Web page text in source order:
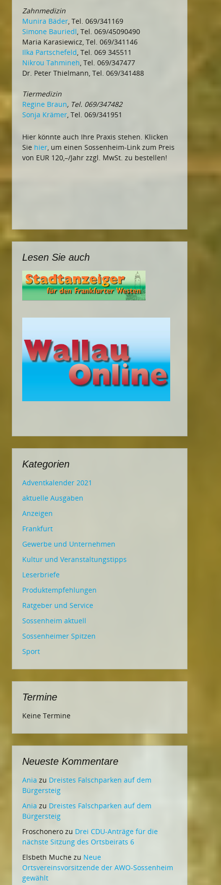
Zahnmedizin
Munira Bäder, Tel. 069/341169
Simone Bauriedl, Tel. 069/45090490
Maria Karasiewicz, Tel. 069/341146
Ilka Partschefeld, Tel. 069 345511
Nikrou Tahmineh, Tel. 069/347477
Dr. Peter Thielmann, Tel. 069/341488
Tiermedizin
Regine Braun, Tel. 069/347482
Sonja Krämer, Tel. 069/341951
Hier könnte auch Ihre Praxis stehen. Klicken
Sie hier, um einen Sossenheim-Link zum Preis
von EUR 120,–/Jahr zzgl. MwSt. zu bestellen!
Lesen Sie auch
Kategorien
Adventkalender 2021
aktuelle Ausgaben
Anzeigen
Frankfurt
Gewerbe und Unternehmen
Kultur und Veranstaltungstipps
Leserbriefe
Produktempfehlungen
Ratgeber und Service
Sossenheim aktuell
Sossenheimer Spitzen
Sport
Termine
Keine Termine
Neueste Kommentare
Ania zu Dreistes Falschparken auf dem
Bürgersteig
Ania zu Dreistes Falschparken auf dem
Bürgersteig
Froschonero zu Drei CDU-Anträge für die
nächste Sitzung des Ortsbeirats 6
Elsbeth Muche zu Neue
Ortsvereinsvorsitzende der AWO-Sossenheim
gewählt